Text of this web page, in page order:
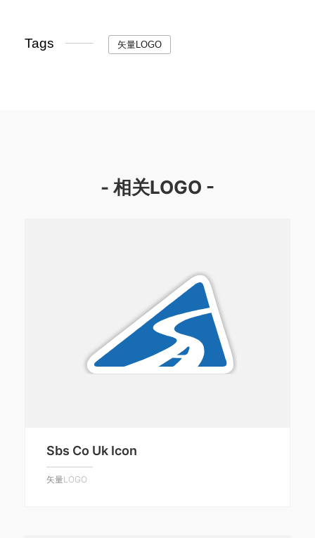
Tags 矢量LOGO
- 相关LOGO -
Sbs Co Uk Icon
矢量LOGO